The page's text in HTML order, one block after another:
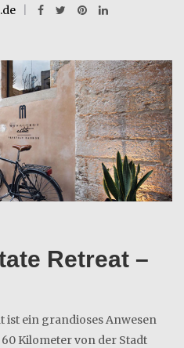
Retreat –
ist ein grandioses Anwesen
Kilometer von der Stadt